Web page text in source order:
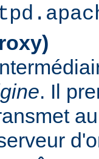
. Il